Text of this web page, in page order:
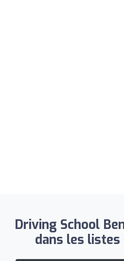
Driving School
dans les listes